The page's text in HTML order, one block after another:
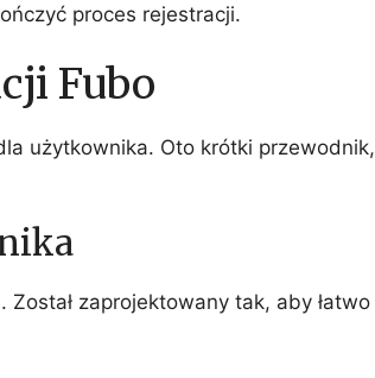
proces rejestracji.
Fubo
użytkownika. Oto krótki przewodnik,
zaprojektowany tak, aby łatwo